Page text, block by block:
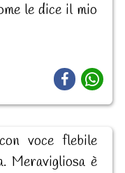
le dice il mio
voce flebile
Meravigliosa è